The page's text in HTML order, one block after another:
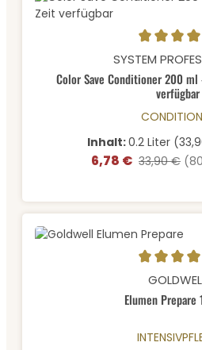
Durchschnittliche Bewertung
SYSTEM
Color Save Conditioner 200
verfügbar
Inhalt:0.2 Liter
Verkaufspreis:
6,78 € Regulärer
33,90 €
Durchschnittliche Bewertung
Elumen Prepare